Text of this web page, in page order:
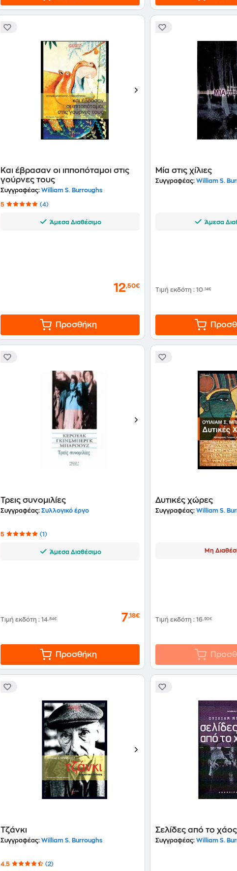
Και έβρασαν οι ιπποπόταμοι στις
γούρνες τους
Συγγραφέας: William S. Burroughs
5 (4)
Άμεσα Διαθέσιμο
12,50€
Προσθήκη
Μία στις χίλιες
Συγγραφέας: William S.
Άμεσα
Τιμή εκδότη:10,14€
Τρεις συνομιλίες
Συγγραφέας: Συλλογικό έργο
5 (1)
Άμεσα Διαθέσιμο
Τιμή εκδότη : 14,84€ 7,18€
Προσθήκη
Δυτικές χώρες
Συγγραφέας: William S.
Μη
Τιμή εκδότη:16,90€
Τζάνκι
Συγγραφέας: William S. Burroughs
4.5 (2)
Σελίδες από το χάος
Συγγραφέας: William S.